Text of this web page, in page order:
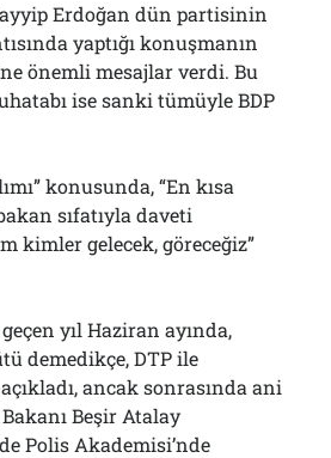
Mahruki’nin “Suçu”!..
MSB Heyetine Böyle İsyan Etti:“Bizi
ve Patrikhane İçin ABD’yi Göreve
Erdoğan dün partisinin
yaptığı konuşmanın
önemli mesajlar verdi. Bu
ise sanki tümüyle BDP
konusunda, “En kısa
sıfatıyla daveti
kimler gelecek, göreceğiz”
yıl Haziran ayında,
demedikçe, DTP ile
ancak sonrasında ani
Beşir Atalay
Polis Akademisi’nde